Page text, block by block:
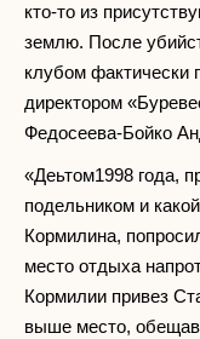
кто-то из
землю. После
клубом фактически
директором
Федосеева-Бойко
«Деьтом1998 года,
подельником и
Кормилина,
место отдыха
Кормилии привез
выше место, обещав